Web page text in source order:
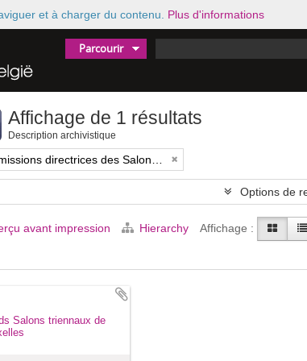
et à charger du contenu. Plus d'informations
Parcourir
Affichage de 1 résultats
Description archivistique
Options de
avant impression Hierarchy Affichage :
Salons triennaux de